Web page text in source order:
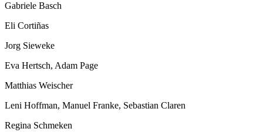
Gabriele Basch
Eli Cortiñas
Jorg Sieweke
Eva Hertsch, Adam Page
Matthias Weischer
Leni Hoffman, Manuel Franke, Sebastian Claren
Regina Schmeken